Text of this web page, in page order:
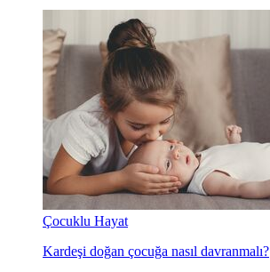
Çocuklu Hayat
Kardeşi doğan çocuğa nasıl davranmalı?